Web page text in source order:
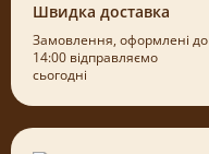
Швидка доставка
Замовлення, оформлені до
14:00 відправляємо
сьогодні